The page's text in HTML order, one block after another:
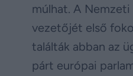
múlhat. A Nemzeti
vezetőjét első
találták abban az
párt európai